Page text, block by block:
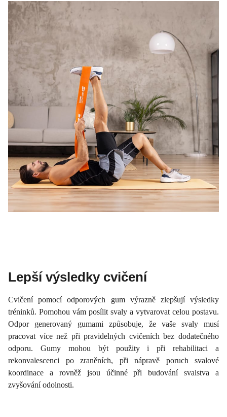
Lepší výsledky cvičení
Cvičení pomocí odporových gum výrazně zlepšují výsledky
tréninků. Pomohou vám posílit svaly a vytvarovat celou postavu.
Odpor generovaný gumami způsobuje, že vaše svaly musí
pracovat více než při pravidelných cvičeních bez dodatečného
odporu. Gumy mohou být použity i při rehabilitaci a
rekonvalescenci po zraněních, při nápravě poruch svalové
koordinace a rovněž jsou účinné při budování svalstva a
zvyšování odolnosti.